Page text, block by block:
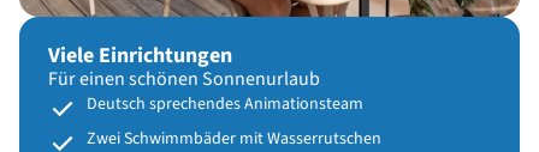
Viele Einrichtungen
Für einen schönen Sonnenurlaub
Deutsch sprechendes Animationsteam
Zwei Schwimmbäder mit Wasserrutschen